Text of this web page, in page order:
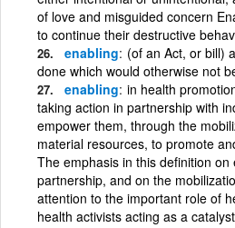
of love and misguided concern
to continue their destructive
enabling (of an Act, or bill)
done which would otherwise not
enabling in health
taking action in partnership with
empower them, through the
material resources, to promote
The emphasis in this definition
partnership, and on the
attention to the important role of
health activists acting as a